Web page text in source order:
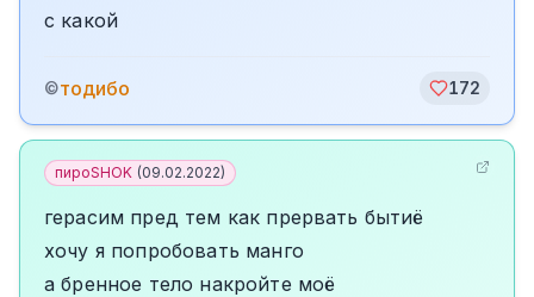
с какой
©тодибо 172
пироSHOK (09.02.2022)
герасим пред тем как прервать бытиё
хочу я попробовать манго
а бренное тело накройте моё